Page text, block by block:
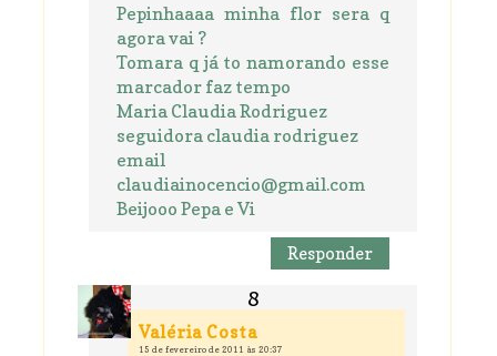
Pepinhaaaa minha flor sera q
agora vai ?
Tomara q já to namorando esse
marcador faz tempo
Maria Claudia Rodriguez
seguidora claudia rodriguez
email
claudiainocencio@gmail.com
Beijooo Pepa e Vi
Responder
Valéria Costa
15 de fevereiro de 2011 às 20:37